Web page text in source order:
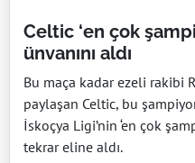
Celtic ‘en çok
ünvanını aldı
Bu maça kadar ezeli rakibi
paylaşan Celtic, bu
İskoçya Ligi’nin ‘en çok
tekrar eline aldı.